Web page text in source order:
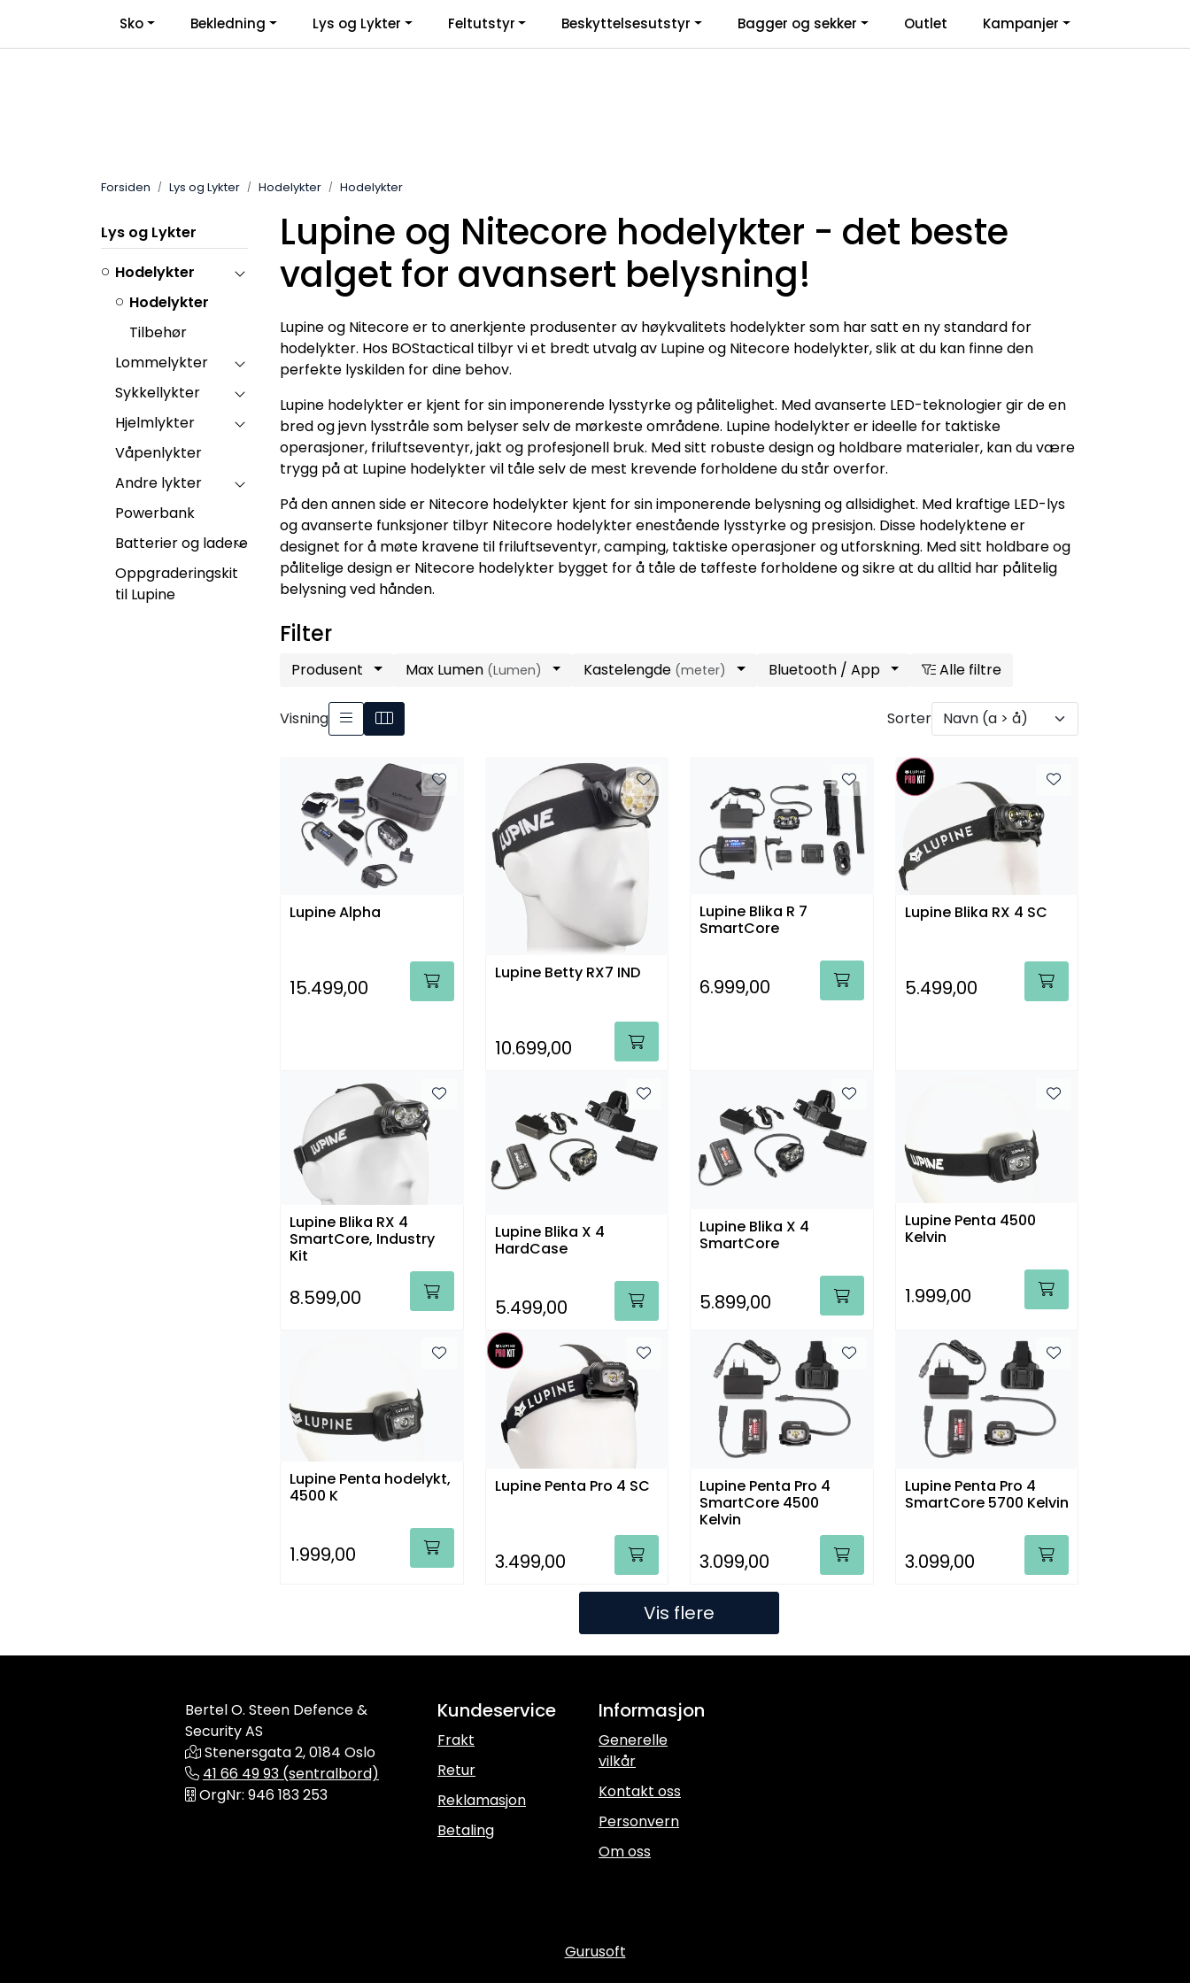
Infosenter Favoritter Logg inn
Sko Bekledning Lys og Lykter Feltutstyr Beskyttelsesutstyr Bagger og sekker Outlet Kampanjer
Forsiden Lys og Lykter Hodelykter Hodelykter
Lys og Lykter
Hodelykter
Hodelykter
Tilbehør
Lommelykter
Sykkellykter
Hjelmlykter
Våpenlykter
Andre lykter
Powerbank
Batterier og ladere
Oppgraderingskit
til Lupine
Lupine og Nitecore hodelykter - det beste
valget for avansert belysning!
Lupine og Nitecore er to anerkjente produsenter av høykvalitets hodelykter som har satt en ny standard for
hodelykter. Hos BOStactical tilbyr vi et bredt utvalg av Lupine og Nitecore hodelykter, slik at du kan finne den
perfekte lyskilden for dine behov.
Lupine hodelykter er kjent for sin imponerende lysstyrke og pålitelighet. Med avanserte LED-teknologier gir de en
bred og jevn lysstråle som belyser selv de mørkeste områdene. Lupine hodelykter er ideelle for taktiske
operasjoner, friluftseventyr, jakt og profesjonell bruk. Med sitt robuste design og holdbare materialer, kan du være
trygg på at Lupine hodelykter vil tåle selv de mest krevende forholdene du står overfor.
På den annen side er Nitecore hodelykter kjent for sin imponerende belysning og allsidighet. Med kraftige LED-lys
og avanserte funksjoner tilbyr Nitecore hodelykter enestående lysstyrke og presisjon. Disse hodelyktene er
designet for å møte kravene til friluftseventyr, camping, taktiske operasjoner og utforskning. Med sitt holdbare og
pålitelige design er Nitecore hodelykter bygget for å tåle de tøffeste forholdene og sikre at du alltid har pålitelig
belysning ved hånden.
Filter
Produsent Max Lumen (Lumen) Kastelengde (meter) Bluetooth / App Alle filtre
Visning Sorter
Lupine Alpha
15.499,00
Lupine Betty RX7 IND
10.699,00
Lupine Blika R 7
SmartCore
6.999,00
Lupine Blika RX 4 SC
5.499,00
Lupine Blika RX 4
SmartCore, Industry
Kit
8.599,00
Lupine Blika X 4
HardCase
5.499,00
Lupine Blika X 4
SmartCore
5.899,00
Lupine Penta 4500
Kelvin
1.999,00
Lupine Penta hodelykt,
4500 K
1.999,00
Lupine Penta Pro 4 SC
3.499,00
Lupine Penta Pro 4
SmartCore 4500
Kelvin
3.099,00
Lupine Penta Pro 4
SmartCore 5700 Kelvin
3.099,00
Vis flere
Bertel O. Steen Defence &
Security AS
Stenersgata 2, 0184 Oslo
41 66 49 93 (sentralbord)
OrgNr: 946 183 253
Kundeservice
Frakt
Retur
Reklamasjon
Betaling
Informasjon
Generelle
vilkår
Kontakt oss
Personvern
Om oss
Gurusoft